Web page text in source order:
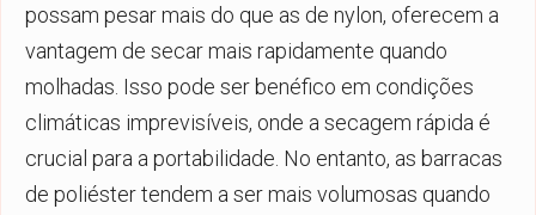
possam pesar mais do que as de nylon, oferecem a
vantagem de secar mais rapidamente quando
molhadas. Isso pode ser benéfico em condições
climáticas imprevisíveis, onde a secagem rápida é
crucial para a portabilidade. No entanto, as barracas
de poliéster tendem a ser mais volumosas quando